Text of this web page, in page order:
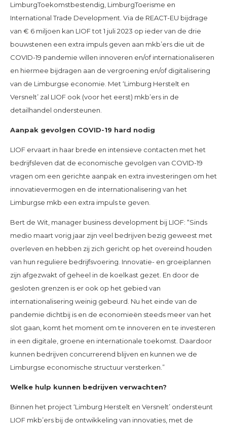
LimburgToekomstbestendig, LimburgToerisme en
International Trade Development. Via de REACT-EU bijdrage
van € 6 miljoen kan LIOF tot 1 juli 2023 op ieder van de drie
bouwstenen een extra impuls geven aan mkb’ers die uit de
COVID-19 pandemie willen innoveren en/of internationaliseren
en hiermee bijdragen aan de vergroening en/of digitalisering
van de Limburgse economie. Met ‘Limburg Herstelt en
Versnelt’ zal LIOF ook (voor het eerst) mkb’ers in de
detailhandel ondersteunen.
Aanpak gevolgen COVID-19 hard nodig
LIOF ervaart in haar brede en intensieve contacten met het
bedrijfsleven dat de economische gevolgen van COVID-19
vragen om een gerichte aanpak en extra investeringen om het
innovatievermogen en de internationalisering van het
Limburgse mkb een extra impuls te geven.
Bert de Wit, manager business development bij LIOF: “Sinds
medio maart vorig jaar zijn veel bedrijven bezig geweest met
overleven en hebben zij zich gericht op het overeind houden
van hun reguliere bedrijfsvoering. Innovatie- en groeiplannen
zijn afgezwakt of geheel in de koelkast gezet. En door de
gesloten grenzen is er ook op het gebied van
internationalisering weinig gebeurd. Nu het einde van de
pandemie dichtbij is en de economieën steeds meer van het
slot gaan, komt het moment om te innoveren en te investeren
in een digitale, groene en internationale toekomst. Daardoor
kunnen bedrijven concurrerend blijven en kunnen we de
Limburgse economische structuur versterken.”
Welke hulp kunnen bedrijven verwachten?
Binnen het project ‘Limburg Herstelt en Versnelt’ ondersteunt
LIOF mkb’ers bij de ontwikkeling van innovaties, met de